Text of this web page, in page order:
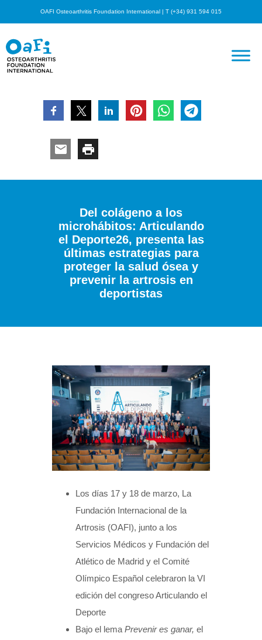
OAFI Osteoarthritis Foundation International | T (+34) 931 594 015
Del colágeno a los
microhábitos: Articulando
el Deporte26, presenta las
últimas estrategias para
proteger la salud ósea y
prevenir la artrosis en
deportistas
Los días 17 y 18 de marzo, La
Fundación Internacional de la
Artrosis (OAFI), junto a los
Servicios Médicos y Fundación del
Atlético de Madrid y el Comité
Olímpico Español celebraron la VI
edición del congreso Articulando el
Deporte
Bajo el lema Prevenir es ganar, el